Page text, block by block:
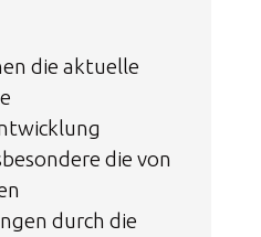
die aktuelle
die von
durch die